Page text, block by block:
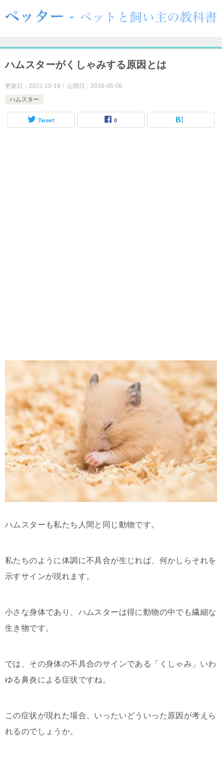
ハムスターがくしゃみする原因とは
更新日： 2022-10-19 公開日： 2016-06-06
ハムスター
Tweet 0
ハムスターも私たち人間と同じ動物です。
私たちのように体調に不具合が生じれば、何かしらそれを
示すサインが現れます。
小さな身体であり、ハムスターは得に動物の中でも繊細な
生き物です。
では、その身体の不具合のサインである「くしゃみ」いわ
ゆる鼻炎による症状ですね。
この症状が現れた場合、いったいどういった原因が考えら
れるのでしょうか。